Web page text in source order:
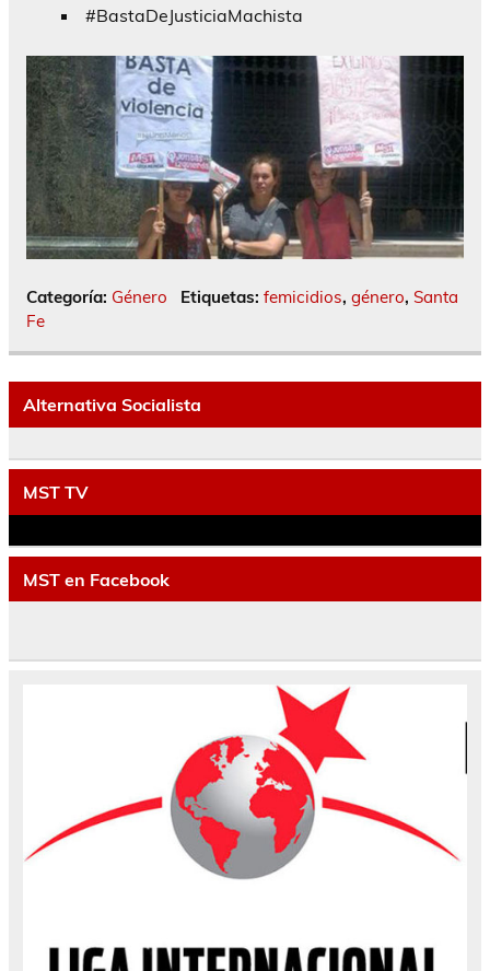
#BastaDeJusticiaMachista
Categoría: Género Etiquetas: femicidios, género, Santa
Fe
Alternativa Socialista
MST TV
MST en Facebook